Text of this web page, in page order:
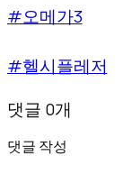
#오메가3
#헬시플레저
댓글 0개
댓글 작성